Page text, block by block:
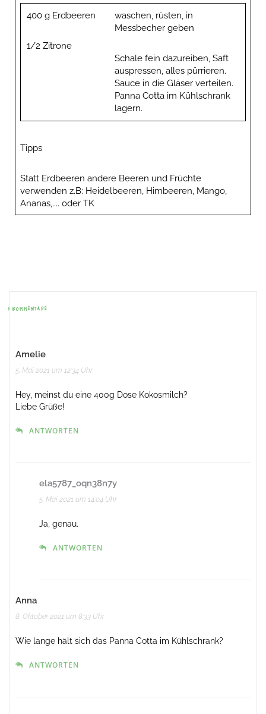
400 g Erdbeeren
1/2 Zitrone
waschen, rüsten, in
Messbecher geben
Schale fein dazureiben, Saft
auspressen, alles pürrieren.
Sauce in die Gläser verteilen.
Panna Cotta im Kühlschrank
lagern.
Tipps
Statt Erdbeeren andere Beeren und Früchte
verwenden z.B: Heidelbeeren, Himbeeren, Mango,
Ananas,.... oder TK
Navigation
3 KOMMENTARE
Amelie
5. Mai 2021 um 12:34 Uhr
Hey, meinst du eine 400g Dose Kokosmilch?
Liebe Grüße!
ANTWORTEN
ela5787_oqn38n7y
5. Mai 2021 um 14:04 Uhr
Ja, genau.
ANTWORTEN
Anna
8. Oktober 2021 um 8:33 Uhr
Wie lange hält sich das Panna Cotta im Kühlschrank?
ANTWORTEN